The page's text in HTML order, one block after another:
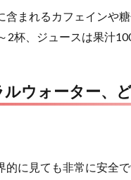
含まれるカフェインや
2杯、ジュースは果汁
ウォーター、
的に見ても非常に安全